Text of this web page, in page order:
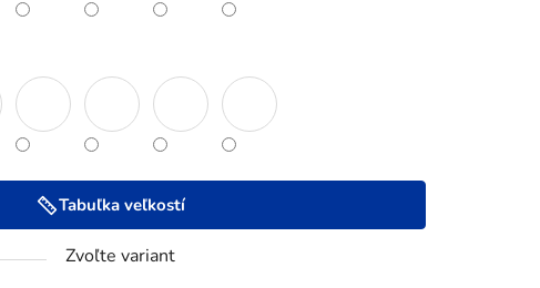
Tabuľka veľkostí
Zvoľte variant